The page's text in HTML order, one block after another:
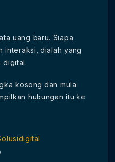
uang baru. Siapa
interaksi, dialah yang
digital.
kosong dan mulai
hubungan itu ke